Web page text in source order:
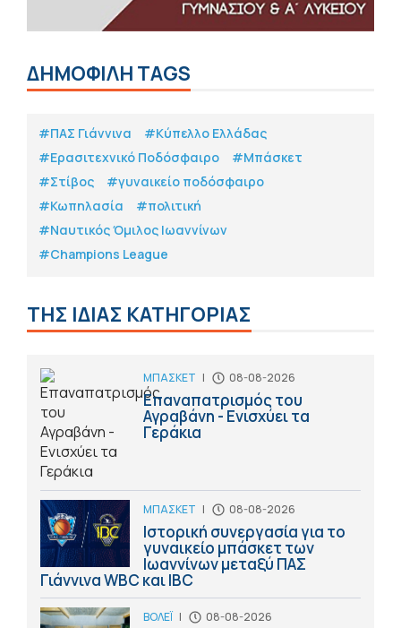
ΔΗΜΟΦΙΛΗ TAGS
#ΠΑΣ Γιάννινα
#Κύπελλο Ελλάδας
#Eρασιτεχνικό Ποδόσφαιρο
#Μπάσκετ
#Στίβος
#γυναικείο ποδόσφαιρο
#Κωπηλασία
#πολιτική
#Ναυτικός Όμιλος Ιωαννίνων
#Champions League
ΤΗΣ ΙΔΙΑΣ ΚΑΤΗΓΟΡΙΑΣ
ΜΠΑΣΚΕΤ | 08-08-2026
Επαναπατρισμός του
Αγραβάνη - Ενισχύει τα
Γεράκια
ΜΠΑΣΚΕΤ | 08-08-2026
Ιστορική συνεργασία για το
γυναικείο μπάσκετ των
Ιωαννίνων μεταξύ ΠΑΣ
Γιάννινα WBC και IBC
ΒΟΛΕΪ | 08-08-2026